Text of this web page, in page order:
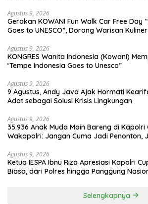
Agustus 9, 2026
Gerakan KOWANI Fun Walk Car Free Day
Goes to UNESCO”, Dorong Warisan
Agustus 9, 2026
KONGRES Wanita Indonesia (Kowani)
‘Tempe Indonesia Goes to Unesco”
Agustus 9, 2026
9 Agustus, Andy Java Ajak Hormati
Adat sebagai Solusi Krisis Lingkungan
Agustus 9, 2026
35.936 Anak Muda Main Bareng di Kapolri
Wakapolri: Jangan Cuma Jadi Penonton,
Agustus 9, 2026
Ketua IESPA Ibnu Riza Apresiasi Kapolri
Biasa, dari Polres hingga Panggung
Selengkapnya